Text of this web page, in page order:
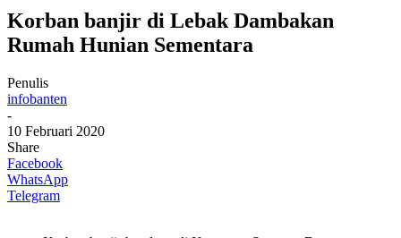
Korban banjir di Lebak Dambakan
Rumah Hunian Sementara
Penulis
infobanten
-
10 Februari 2020
Share
Facebook
WhatsApp
Telegram